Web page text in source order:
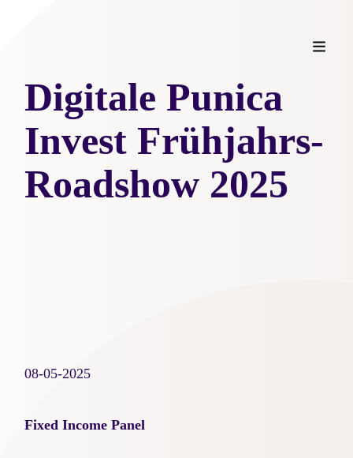
Digitale Punica
Invest Frühjahrs-
Roadshow 2025
08-05-2025
Fixed Income Panel